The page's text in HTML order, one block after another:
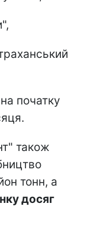
початку
також
тонн, а
досяг